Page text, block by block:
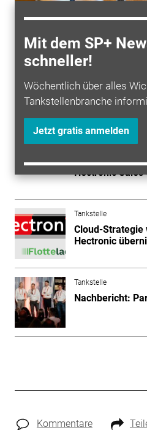
Mit dem SP+
schneller!
Wöchentlich über alles
Tankstellenbranche
Jetzt gratis anmelden
ZUR
Tankstelle
Die Zukunft
Hectronic Sales
Tankstelle
Cloud-Strategie
Hectronic
Tankstelle
Nachbericht:
Kommentare